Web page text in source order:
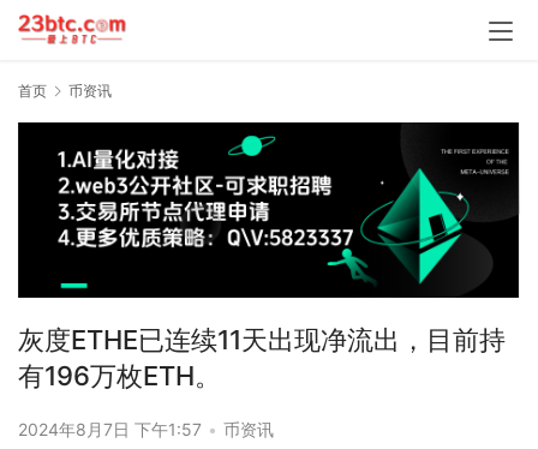
首页 币资讯
灰度ETHE已连续11天出现净流出，目前持
有196万枚ETH。
2024年8月7日 下午1:57 • 币资讯